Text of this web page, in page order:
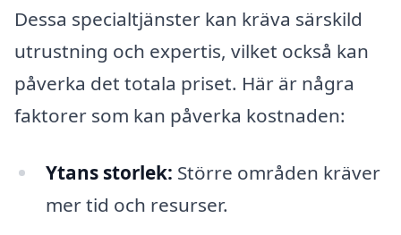
Dessa specialtjänster kan kräva särskild
utrustning och expertis, vilket också kan
påverka det totala priset. Här är några
faktorer som kan påverka kostnaden:
Ytans storlek: Större områden kräver
mer tid och resurser.